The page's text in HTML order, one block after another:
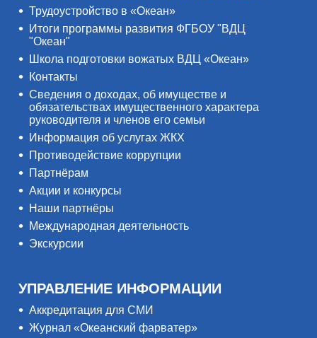
Трудоустройство в «Океан»
Итоги программы развития ФГБОУ "ВДЦ
"Океан"
Школа подготовки вожатых ВДЦ «Океан»
Контакты
Сведения о доходах, об имуществе и
обязательствах имущественного характера
руководителя и членов его семьи
Информация об услугах ЖКХ
Противодействие коррупции
Партнёрам
Акции и конкурсы
Наши партнёры
Международная деятельность
Экскурсии
УПРАВЛЕНИЕ ИНФОРМАЦИИ
Аккредитация для СМИ
Журнал «Океанский фарватер»